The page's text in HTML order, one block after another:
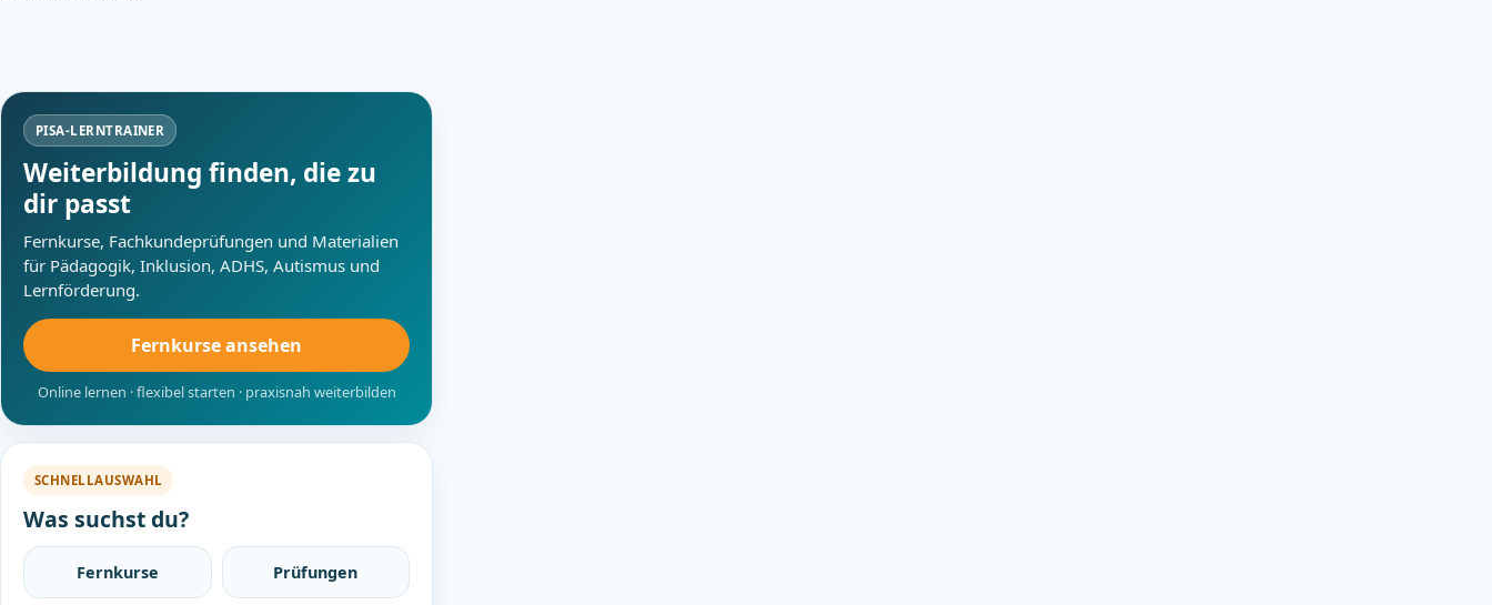
PISA-LERNTRAINER
Weiterbildung finden, die zu
dir passt
Fernkurse, Fachkundeprüfungen und Materialien
für Pädagogik, Inklusion, ADHS, Autismus und
Lernförderung.
Fernkurse ansehen
Online lernen · flexibel starten · praxisnah weiterbilden
SCHNELLAUSWAHL
Was suchst du?
Fernkurse Prüfungen